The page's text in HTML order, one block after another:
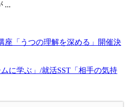
...
座「うつの理解を深める」開催決
に学ぶ」/就活SST「相手の気持